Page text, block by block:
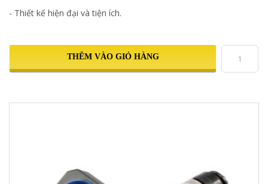
- Thiết kế hiện đại và tiện ích.
THÊM VÀO GIỎ HÀNG